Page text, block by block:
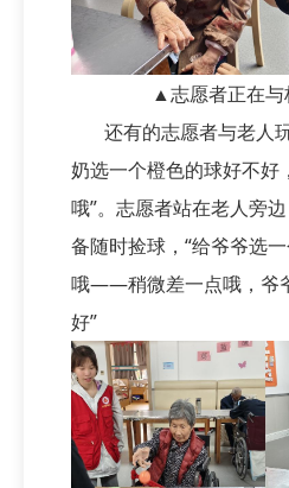
▲志愿者正在与
还有的志愿者与老人
奶选一个橙色的球好不好
哦”。志愿者站在老人旁
备随时捡球，“给爷爷选
哦——稍微差一点哦，爷
好”